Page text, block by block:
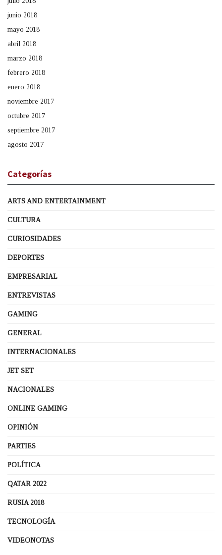
junio 2018
mayo 2018
abril 2018
marzo 2018
febrero 2018
enero 2018
noviembre 2017
octubre 2017
septiembre 2017
agosto 2017
Categorías
ARTS AND ENTERTAINMENT
CULTURA
CURIOSIDADES
DEPORTES
EMPRESARIAL
ENTREVISTAS
GAMING
GENERAL
INTERNACIONALES
JET SET
NACIONALES
ONLINE GAMING
OPINIÓN
PARTIES
POLÍTICA
QATAR 2022
RUSIA 2018
TECNOLOGÍA
VIDEONOTAS